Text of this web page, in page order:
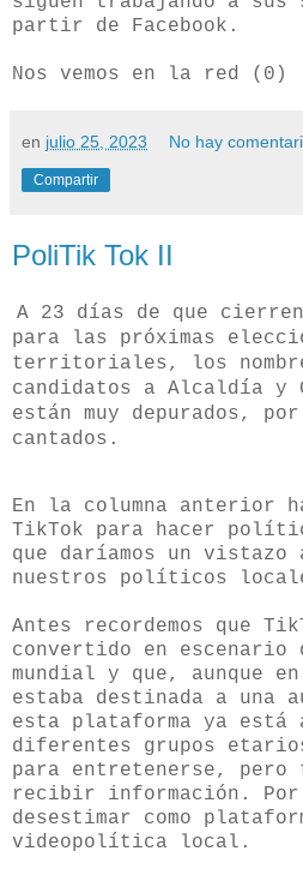
partir de Facebook.
Nos vemos en la red (0)
en julio 25, 2023 No hay
Compartir
PoliTik Tok II
A 23 días de que
para las próximas
territoriales, los
candidatos a Alcaldía y
están muy depurados,
cantados.
En la columna anterior
TikTok para hacer
que daríamos un vistazo
nuestros políticos
Antes recordemos que
convertido en
mundial y que, aunque
estaba destinada a una
esta plataforma ya está
diferentes grupos
para entretenerse, pero
recibir información. Por
desestimar como
videopolítica local.